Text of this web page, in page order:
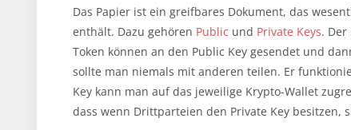
Das Papier ist ein greifbares Dokument, das
enthält. Dazu gehören Public und Private Keys.
Token können an den Public Key gesendet und
sollte man niemals mit anderen teilen. Er
Key kann man auf das jeweilige Krypto-Wallet
dass wenn Drittparteien den Private Key besitzen,